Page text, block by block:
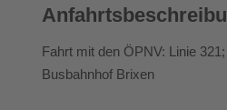
Stornogebühren an.
Fahrt mit den ÖPNV: Linie
Busbahnhof Brixen